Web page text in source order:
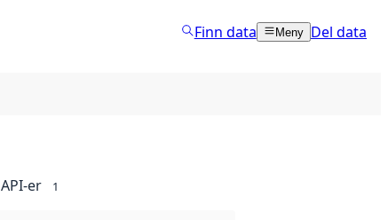
Finn data Meny Del data
API-er 1